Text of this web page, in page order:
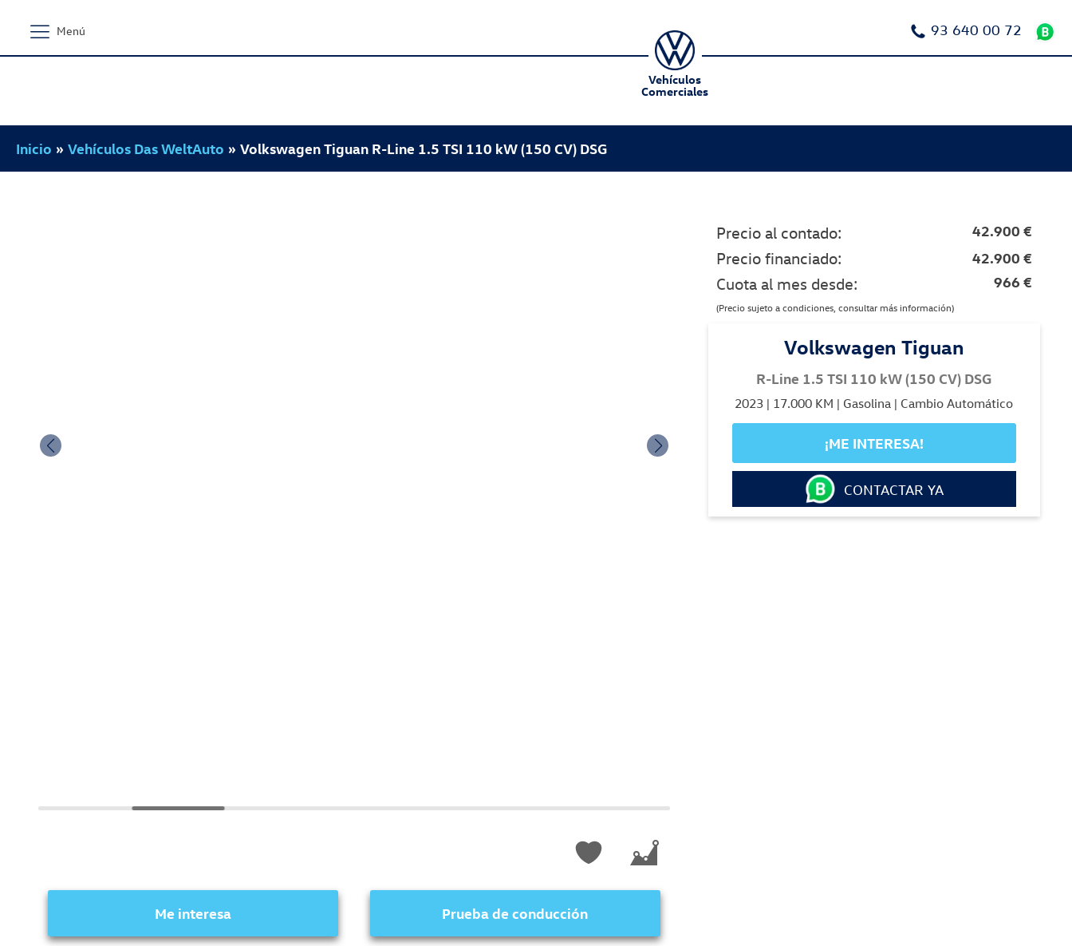
Menú 93 640 00 72
Vehículos
Comerciales
Inicio » Vehículos Das WeltAuto » Volkswagen Tiguan R-Line 1.5 TSI 110 kW (150 CV) DSG
Me interesa Prueba de conducción
Precio al contado: 42.900 €
Precio financiado: 42.900 €
Cuota al mes desde: 966 €
(Precio sujeto a condiciones, consultar más información)
Volkswagen Tiguan
R-Line 1.5 TSI 110 kW (150 CV) DSG
2023 | 17.000 KM | Gasolina | Cambio Automático
¡ME INTERESA!
CONTACTAR YA